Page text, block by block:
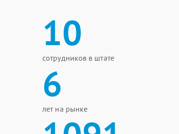
10
сотрудников в штате
6
лет на рынке